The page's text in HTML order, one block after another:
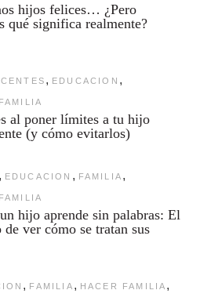
hijos felices… ¿Pero
qué significa realmente?
, EDUCACION ,
al poner límites a tu hijo
(y cómo evitarlos)
, EDUCACION , FAMILIA ,
hijo aprende sin palabras: El
de ver cómo se tratan sus
, FAMILIA , HACER FAMILIA ,